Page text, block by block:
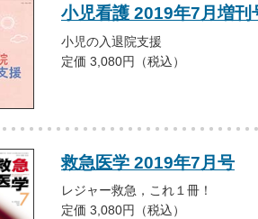
小児看護 2019年7月増刊
小児の入退院支援
定価 3,080円（税込）
救急医学 2019年7月号
レジャー救急，これ１冊！
定価 3,080円（税込）